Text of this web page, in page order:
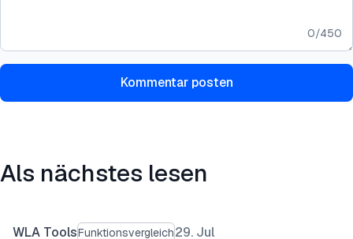
0/450
Kommentar posten
Als nächstes lesen
WLA ToolsFunktionsvergleich29. Jul